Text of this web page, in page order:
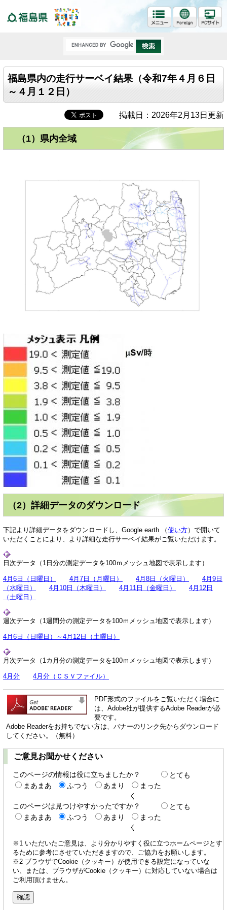
福島県内の走行サーベイ結果（令和7年４月６日
～４月１２日）
掲載日：2026年2月13日更新
（1）県内全域
（2）詳細データのダウンロード
下記より詳細データをダウンロードし、Google earth （使い方）で開いて
いただくことにより、より詳細な走行サーベイ結果がご覧いただけます。
日次データ（1日分の測定データを100ｍメッシュ地図で表示します）
4月6日（日曜日） 4月7日（月曜日） 4月8日（火曜日）
4月9日
（水曜日）
4月10日（木曜日） 4月11日（金曜日）
4月12日
（土曜日）
週次データ（1週間分の測定データを100ｍメッシュ地図で表示します）
4月6日（日曜日）～4月12日（土曜日）
月次データ（1カ月分の測定データを100ｍメッシュ地図で表示します）
4月分 4月分（ＣＳＶファイル）
PDF形式のファイルをご覧いただく場合に
は、Adobe社が提供するAdobe Readerが必
要です。
Adobe Readerをお持ちでない方は、バナーのリンク先からダウンロード
してください。（無料）
ご意見お聞かせください
このページの情報は役に立ちましたか？
とても
まあまあ
ふつう あまり
まった
く
このページは見つけやすかったですか？
とても
まあまあ
ふつう あまり
まった
く
※1 いただいたご意見は、より分かりやすく役に立つホームページとす
るために参考にさせていただきますので、ご協力をお願いします。
※2 ブラウザでCookie（クッキー）が使用できる設定になっていな
い、または、ブラウザがCookie（クッキー）に対応していない場合は
ご利用頂けません。